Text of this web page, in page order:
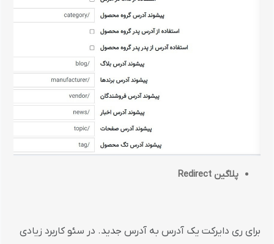
پلاگین Redirect
برای ری دایرکت یک آدرس به آدرس جدید. در سئو کاربرد زیادی